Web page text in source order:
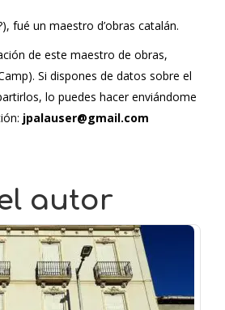
fué un maestro d’obras catalán.
de este maestro de obras,
Si dispones de datos sobre el
lo puedes hacer enviándome
jpalauser@gmail.com
autor